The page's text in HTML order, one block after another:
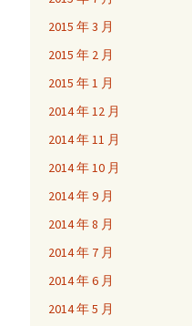
2015 年 3 月
2015 年 2 月
2015 年 1 月
2014 年 12 月
2014 年 11 月
2014 年 10 月
2014 年 9 月
2014 年 8 月
2014 年 7 月
2014 年 6 月
2014 年 5 月